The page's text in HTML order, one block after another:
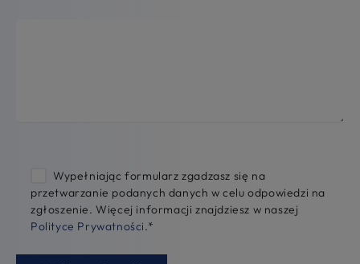
Wypełniając formularz zgadzasz się na
przetwarzanie podanych danych w celu odpowiedzi na
zgłoszenie. Więcej informacji znajdziesz w naszej
Polityce Prywatności.*